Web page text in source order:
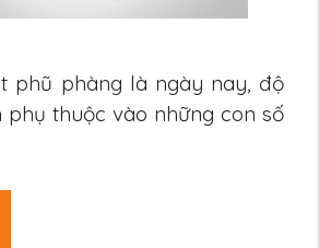
phũ phàng là ngày nay, độ
thuộc vào những con số